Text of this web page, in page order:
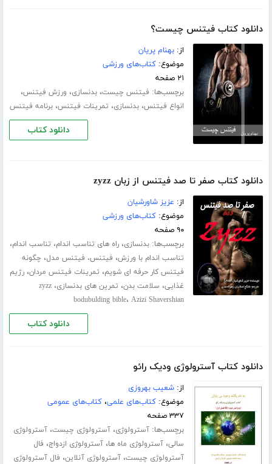
دانلود کتاب فیتنس چیست؟
از:بهنام پریان
موضوع:کتاب‌های ورزشی
۲۱ صفحه
برچسب‌ها: فیتنس چیست،بدنسازی، ورزش فیتنس،
انواع فیتنس،بدنسازی، تمرینات فیتنس،برنامه فیتنس
دانلود کتاب
دانلود کتاب صفر تا صد فیتنس از زبان zyzz
از: عزیز شاورشیان
موضوع:کتاب‌های ورزشی
۹۰ صفحه
برچسب‌ها:بدنسازی،راه های تناسب اندام، تناسب اندام،
تناسب اندام با ورزش، فیتنس، فیتنس مدل، چگونه
فیتنس کار حرفه ای شویم، تمرینات فیتنس مردان،رژیم
غذایی، سلامت بدن، تمرین های بدنسازی،zyzz
bodubulding bible، Azizi Shavershian
دانلود کتاب
دانلود کتاب آسترولوژی ودیک رائو
از:شعیب بهروزی
موضوع:کتاب‌های علمی،کتاب‌های عمومی
۳۳۷ صفحه
برچسب‌ها:آسترولوژی،آسترولوژی چیست،آسترولوژی
سالی،آسترولوژی ماه ها،آسترولوژی ازدواج، فال
آسترولوژی چیست،آسترولوژی آنلاین، فال آسترولوژی